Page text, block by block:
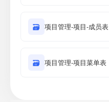
🗃 项目管理-项目-成员表
🗃 项目管理-项目菜单表